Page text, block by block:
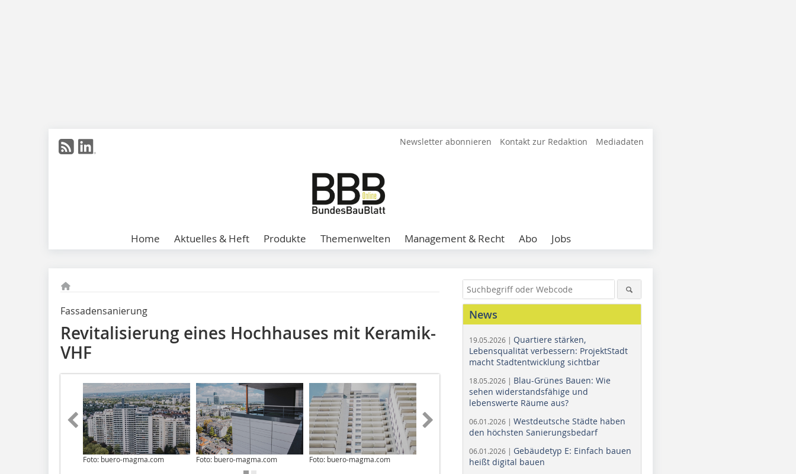
Newsletter abonnieren Kontakt zur Redaktion Mediadaten
Home Aktuelles & Heft Produkte Themenwelten Management & Recht Abo Jobs
Fassadensanierung
Revitalisierung eines Hochhauses mit Keramik-
VHF
Foto: buero-magma.com Foto: buero-magma.com Foto: buero-magma.com Foto: buero-magma.com
News
19.05.2026 | Quartiere stärken,
Lebensqualität verbessern: ProjektStadt
macht Stadtentwicklung sichtbar
18.05.2026 | Blau-Grünes Bauen: Wie
sehen widerstandsfähige und
lebenswerte Räume aus?
06.01.2026 | Westdeutsche Städte haben
den höchsten Sanierungsbedarf
06.01.2026 | Gebäudetyp E: Einfach bauen
heißt digital bauen